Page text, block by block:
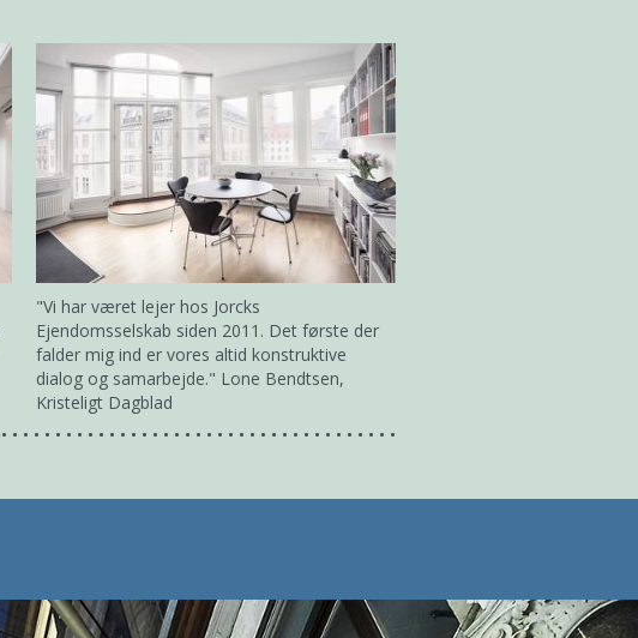
"Vi har været lejer hos Jorcks
Ejendomsselskab siden 2011. Det første der
falder mig ind er vores altid konstruktive
dialog og samarbejde." Lone Bendtsen,
Kristeligt Dagblad